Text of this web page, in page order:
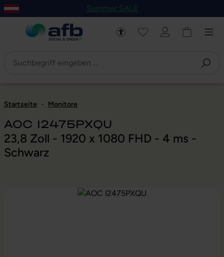
Hauptinhalt springen
Zur Navigation der B2B-Plattform springen
Summer SALE
Startseite - Monitore
AOC I2475PXQU
23,8 Zoll - 1920 x 1080 FHD - 4 ms -
Schwarz
Bildergalerie überspringen